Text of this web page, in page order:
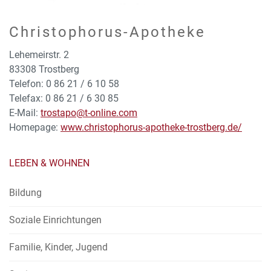
LEBEN & WOHNEN
Bildung
Soziale Einrichtungen
Familie, Kinder, Jugend
Christophorus-Apotheke
Lehemeirstr. 2
83308 Trostberg
Telefon: 0 86 21 / 6 10 58
Telefax: 0 86 21 / 6 30 85
E-Mail: trostapo@t-online.com
Homepage: www.christophorus-apotheke-trostberg.de/